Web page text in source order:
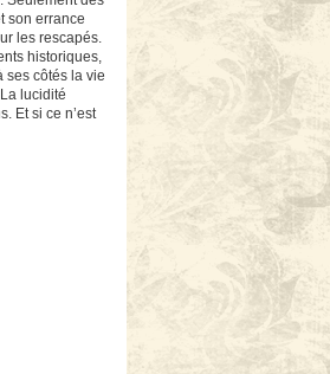
son errance
les rescapés.
historiques,
ses côtés la vie
lucidité
Et si ce n’est